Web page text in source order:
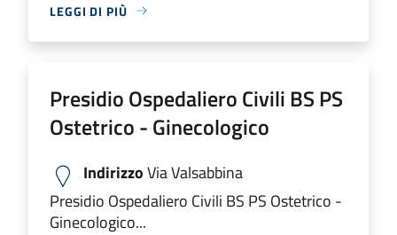
LEGGI DI PIÙ
Presidio Ospedaliero Civili BS PS
Ostetrico - Ginecologico
IndirizzoVia Valsabbina
Presidio Ospedaliero Civili BS PS Ostetrico -
Ginecologico...